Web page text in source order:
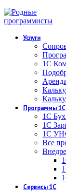
Услуги
1С
Программы 1С
1С
1С
1С
Все
Сервисы 1С